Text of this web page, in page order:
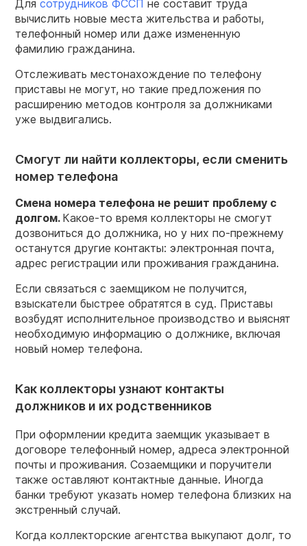
Для сотрудников ФССП не составит труда
вычислить новые места жительства и работы,
телефонный номер или даже измененную
фамилию гражданина.
Отслеживать местонахождение по телефону
приставы не могут, но такие предложения по
расширению методов контроля за должниками
уже выдвигались.
Смогут ли найти коллекторы, если сменить
номер телефона
Смена номера телефона не решит проблему с
долгом. Какое-то время коллекторы не смогут
дозвониться до должника, но у них по-прежнему
останутся другие контакты: электронная почта,
адрес регистрации или проживания гражданина.
Если связаться с заемщиком не получится,
взыскатели быстрее обратятся в суд. Приставы
возбудят исполнительное производство и выяснят
необходимую информацию о должнике, включая
новый номер телефона.
Как коллекторы узнают контакты
должников и их родственников
При оформлении кредита заемщик указывает в
договоре телефонный номер, адреса электронной
почты и проживания. Созаемщики и поручители
также оставляют контактные данные. Иногда
банки требуют указать номер телефона близких на
экстренный случай.
Когда коллекторские агентства выкупают долг, то